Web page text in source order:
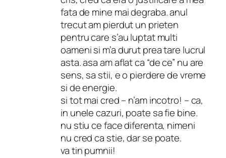
fata de mine mai degraba. anul
trecut am pierdut un prieten
pentru care s’au luptat multi
oameni si m’a durut prea tare lucrul
asta. asa am aflat ca “de ce” nu are
sens, sa stii, e o pierdere de vreme
si de energie.
si tot mai cred – n’am incotro! – ca,
in unele cazuri, poate sa fie bine.
nu stiu ce face diferenta, nimeni
nu cred ca stie, dar se poate.
va tin pumnii!